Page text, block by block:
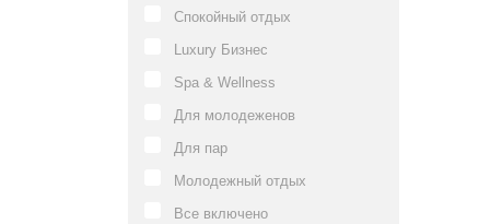
Спокойный отдых
Luxury Бизнес
Spa & Wellness
Для молодеженов
Для пар
Молодежный отдых
Все включено